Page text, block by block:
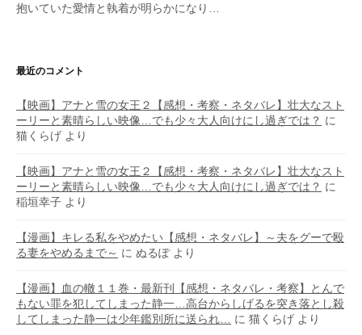
抱いていた愛情と執着が明らかになり…
最近のコメント
【映画】アナと雪の女王２【感想・考察・ネタバレ】壮大なスト
ーリーと素晴らしい映像…でも少々大人向けにし過ぎでは？ に
猫くらげ より
【映画】アナと雪の女王２【感想・考察・ネタバレ】壮大なスト
ーリーと素晴らしい映像…でも少々大人向けにし過ぎでは？ に
稲垣幸子 より
【漫画】キレる私をやめたい【感想・ネタバレ】～夫をグーで殴
る妻をやめるまで～ に ぬるぽより
【漫画】血の轍１１巻・最新刊【感想・ネタバレ・考察】とんで
もない罪を犯してしまった静一…高台からしげるを突き落とし殺
してしまった静一は少年鑑別所に送られ…
に 猫くらげ より